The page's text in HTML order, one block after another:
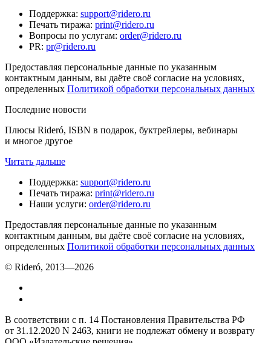
Поддержка: support@ridero.ru
Печать тиража: print@ridero.ru
Вопросы по услугам: order@ridero.ru
PR: pr@ridero.ru
Предоставляя персональные данные по указанным
контактным данным, вы даёте своё согласие на условиях,
определенных Политикой обработки персональных данных
Последние новости
Плюсы Rideró, ISBN в подарок, буктрейлеры, вебинары
и многое другое
Читать дальше
Поддержка: support@ridero.ru
Печать тиража: print@ridero.ru
Наши услуги: order@ridero.ru
Предоставляя персональные данные по указанным
контактным данным, вы даёте своё согласие на условиях,
определенных Политикой обработки персональных данных
© Rideró, 2013—2026
В соответствии с п. 14 Постановления Правительства РФ
от 31.12.2020 N 2463, книги не подлежат обмену и возврату